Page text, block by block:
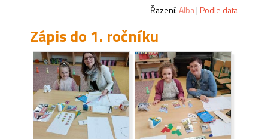
Řazení:Alba|Podle data
Zápis do 1. ročníku